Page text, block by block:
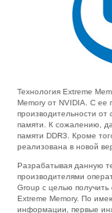
Технология Extreme
Memory от NVIDIA. С ее
производительности
памяти. К сожалению,
памяти DDR3. Кроме
реализована в новой
Разрабатывая данную
производителями
Group с целью
Extreme Memory. По
информации, первые